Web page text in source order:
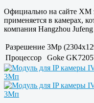
Официально на сайте XM
применяется в камерах,
компания Hangzhou
Разрешение 3Mp
Процессор
Goke